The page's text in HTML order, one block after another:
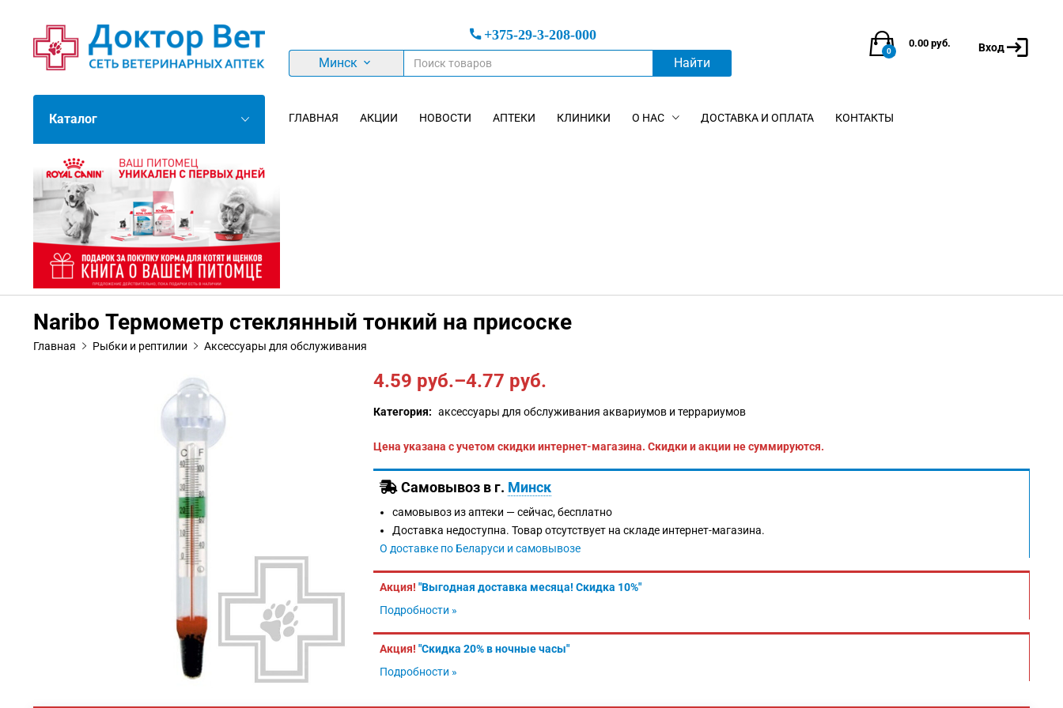
+375-29-3-208-000
Минск Найти
Вход
0
0.00 руб.
Каталог ГЛАВНАЯ АКЦИИ НОВОСТИ АПТЕКИ КЛИНИКИ О НАС ДОСТАВКА И ОПЛАТА КОНТАКТЫ
Naribo Термометр стеклянный тонкий на присоске
Главная Рыбки и рептилии Аксессуары для обслуживания
4.59 руб.–4.77 руб.
Категория: аксессуары для обслуживания аквариумов и террариумов
Цена указана с учетом скидки интернет-магазина. Скидки и акции не суммируются.
Самовывоз в г. Минск
самовывоз из аптеки —сейчас, бесплатно
Доставка недоступна. Товар отсутствует на складе интернет-магазина.
О доставке по Беларуси и самовывозе
Акция! "Выгодная доставка месяца! Скидка 10%"
Подробности »
Акция! "Скидка 20% в ночные часы"
Подробности »